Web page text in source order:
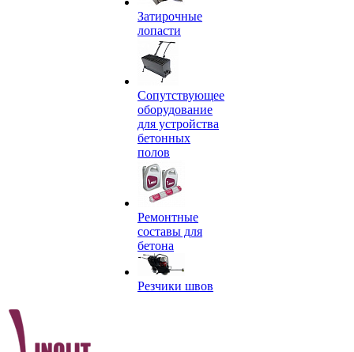
Затирочные
лопасти
Сопутствующее
оборудование
для устройства
бетонных
полов
Ремонтные
составы для
бетона
Резчики швов